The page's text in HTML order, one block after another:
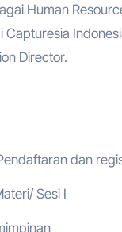
Human
Capturesia
Director.
dan
Sesi I